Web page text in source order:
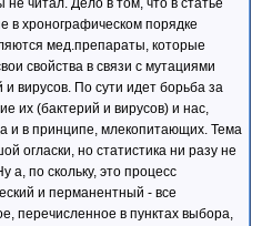
не читал. Дело в том, что в статье
в хронографическом порядке
мед.препараты, которые
свойства в связи с мутациями
и вирусов. По сути идет борьба за
их (бактерий и вирусов) и нас,
и в принципе, млекопитающих. Тема
огласки, но статистика ни разу не
а, по скольку, это процесс
и перманентный - все
перечисленное в пунктах выбора,